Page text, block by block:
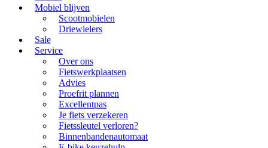
Mobiel blijven
Scootmobielen
Driewielers
Sale
Service
Over ons
Fietswerkplaatsen
Advies
Proefrit plannen
Excellentpas
Je fiets verzekeren
Fietssleutel verloren?
Binnenbandenautomaat